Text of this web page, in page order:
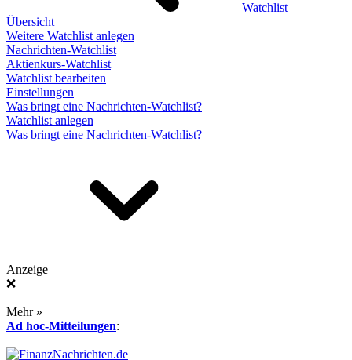
Watchlist
Übersicht
Weitere Watchlist anlegen
Nachrichten-Watchlist
Aktienkurs-Watchlist
Watchlist bearbeiten
Einstellungen
Was bringt eine Nachrichten-Watchlist?
Watchlist anlegen
Was bringt eine Nachrichten-Watchlist?
Anzeige
❌
Mehr »
Ad hoc-Mitteilungen: